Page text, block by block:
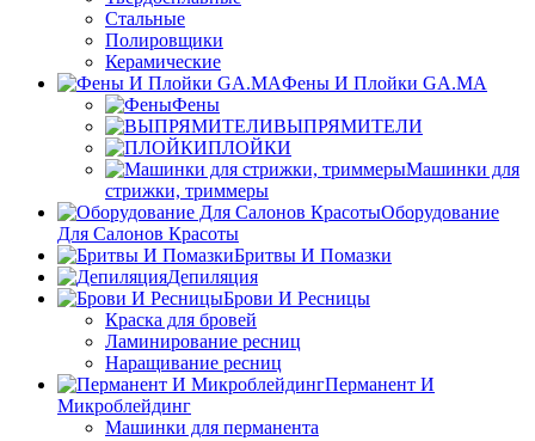
Стальные
Полировщики
Керамические
Фены И Плойки GA.MA
Фены
ВЫПРЯМИТЕЛИ
ПЛОЙКИ
Машинки для
стрижки, триммеры
Оборудование
Для Салонов Красоты
Бритвы И Помазки
Депиляция
Брови И Ресницы
Краска для бровей
Ламинирование ресниц
Наращивание ресниц
Перманент И
Микроблейдинг
Машинки для перманента